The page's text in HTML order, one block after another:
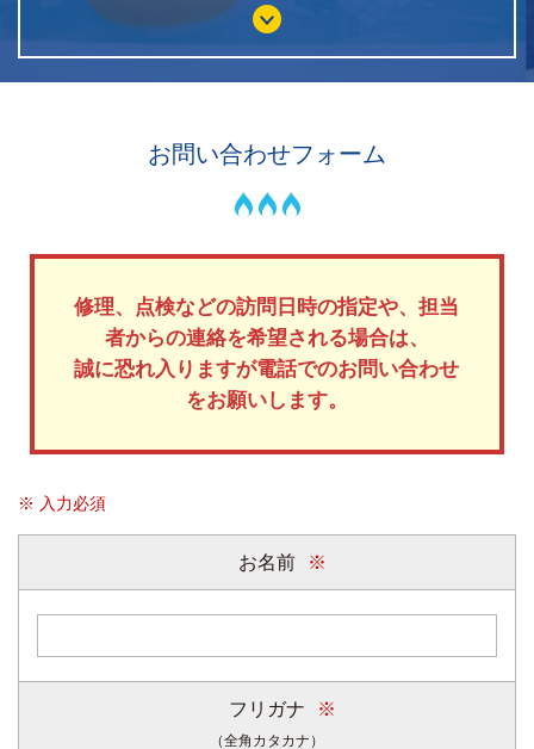
お問い合わせフォーム
修理、点検などの訪問日時の指定や、担当
者からの連絡を希望される場合は、
誠に恐れ入りますが電話でのお問い合わせ
をお願いします。
※ 入力必須
お名前
フリガナ
（全角カタカナ）